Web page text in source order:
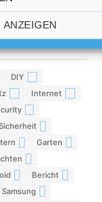
ANZEIGEN
DIY
Internet
Garten
Bericht
Samsung